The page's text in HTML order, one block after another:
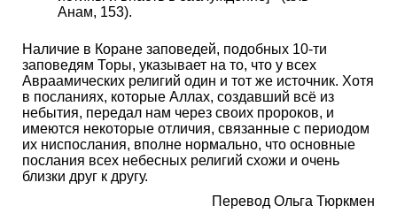
Анам, 153).
Наличие в Коране заповедей, подобных 10-ти
заповедям Торы, указывает на то, что у всех
Авраамических религий один и тот же источник. Хотя
в посланиях, которые Аллах, создавший всё из
небытия, передал нам через своих пророков, и
имеются некоторые отличия, связанные с периодом
их ниспослания, вполне нормально, что основные
послания всех небесных религий схожи и очень
близки друг к другу.
Перевод Ольга Тюркмен